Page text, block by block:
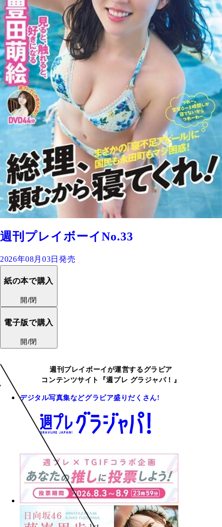
週刊プレイボーイNo.33
2026年08月03日発売
紙の本で購入
開/閉
電子版で購入
開/閉
週刊プレイボーイが運営するグラビア
コンテンツサイト『週プレ グラジャパ！』
デジタル写真集などグラビア盛りだくさん!